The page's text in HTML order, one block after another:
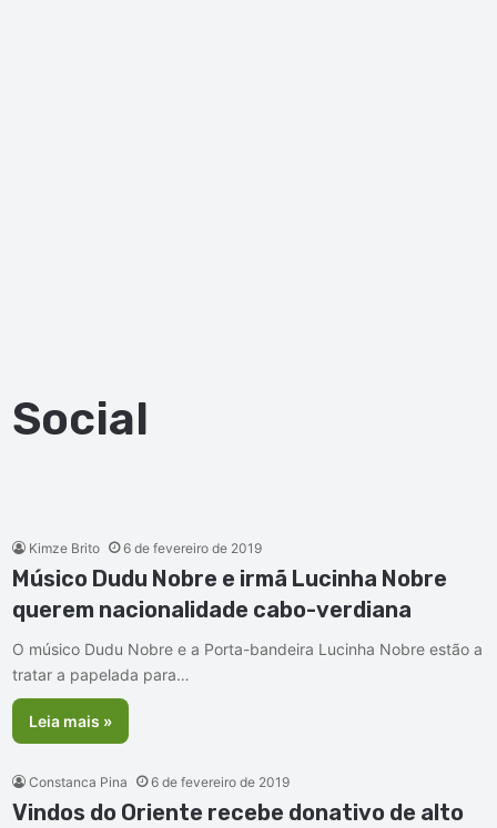
Social
Kimze Brito 6 de fevereiro de 2019
Músico Dudu Nobre e irmã Lucinha Nobre
querem nacionalidade cabo-verdiana
O músico Dudu Nobre e a Porta-bandeira Lucinha Nobre estão a
tratar a papelada para…
Leia mais »
Constanca Pina 6 de fevereiro de 2019
Vindos do Oriente recebe donativo de alto